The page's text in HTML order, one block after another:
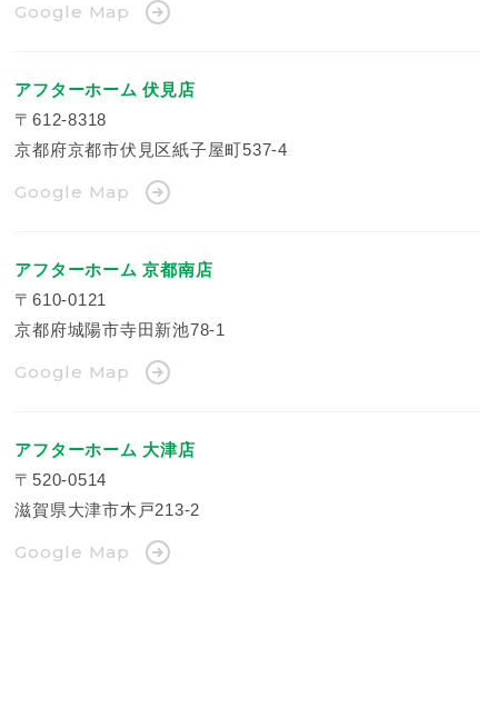
Google Map
アフターホーム 伏見店
〒612-8318
京都府京都市伏見区紙子屋町537-4
Google Map
アフターホーム 京都南店
〒610-0121
京都府城陽市寺田新池78-1
Google Map
アフターホーム 大津店
〒520-0514
滋賀県大津市木戸213-2
Google Map